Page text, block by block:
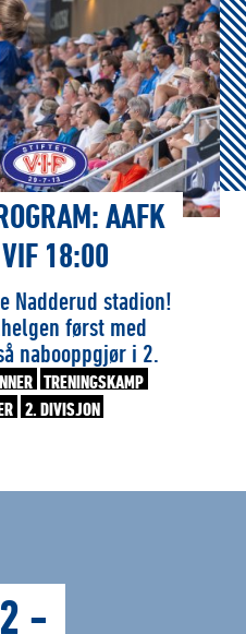
AAFK
18:00
Nadderud stadion!
først med
nabooppgjør i 2.
TRENINGSKAMP
2. DIVISJON
-